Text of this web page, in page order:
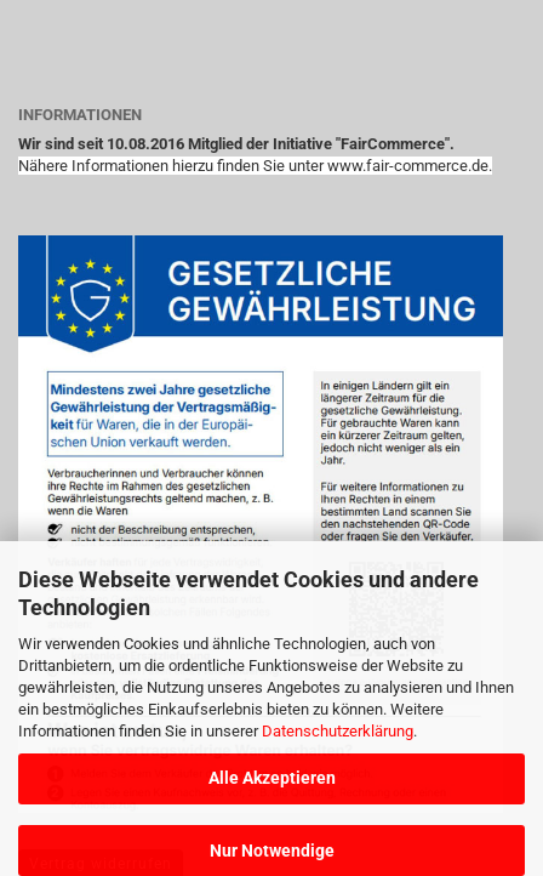
Diese Webseite verwendet Cookies und andere
Technologien
Wir verwenden Cookies und ähnliche Technologien, auch von
Drittanbietern, um die ordentliche Funktionsweise der Website zu
gewährleisten, die Nutzung unseres Angebotes zu analysieren und Ihnen
ein bestmögliches Einkaufserlebnis bieten zu können. Weitere
Informationen finden Sie in unserer Datenschutzerklärung.
Alle Akzeptieren
Nur Notwendige
INFORMATIONEN
Wir sind seit 10.08.2016 Mitglied der Initiative "FairCommerce".
Nähere Informationen hierzu finden Sie unter www.fair-commerce.de.